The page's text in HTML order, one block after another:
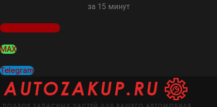
за 15 минут
Оставить заявку
MAX
Telegram